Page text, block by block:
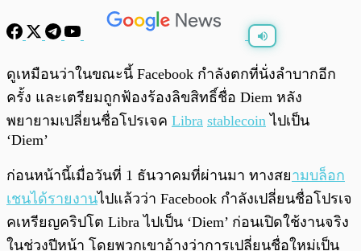
พร้อมเล่น 0:00 0:00
ดูเหมือนว่าในขณะนี้ Facebook กำลังตกที่นั่งลำบากอีก
ครั้ง และเตรียมถูกฟ้องร้องลิขสิทธิ์ชื่อ Diem หลัง
พยายามเปลี่ยนชื่อโปรเจค Libra stablecoin ไปเป็น
‘Diem’
ก่อนหน้านี้เมื่อวันที่ 1 ธันวาคมที่ผ่านมา ทางสยามบล็อก
เชนได้รายงานไปแล้วว่า Facebook กำลังเปลี่ยนชื่อโปรเจ
คเหรียญคริปโต Libra ไปเป็น ‘Diem’ ก่อนเปิดใช้งานจริง
ในช่วงปีหน้า โดยพวกเขาอ้างว่าการเปลี่ยนชื่อใหม่เป็น